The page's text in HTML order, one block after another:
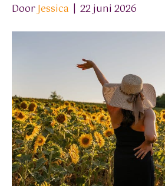
DoorJessica | 22 juni 2026